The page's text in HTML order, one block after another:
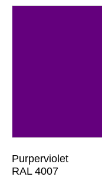
Purperviolet
RAL 4007